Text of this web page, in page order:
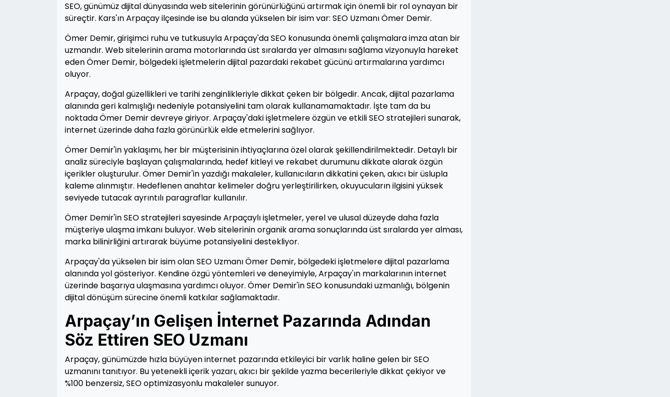
SEO, günümüz dijital dünyasında web sitelerinin görünürlüğünü artırmak için önemli bir rol oynayan bir
süreçtir. Kars'ın Arpaçay ilçesinde ise bu alanda yükselen bir isim var: SEO Uzmanı Ömer Demir.
Ömer Demir, girişimci ruhu ve tutkusuyla Arpaçay'da SEO konusunda önemli çalışmalara imza atan bir
uzmandır. Web sitelerinin arama motorlarında üst sıralarda yer almasını sağlama vizyonuyla hareket
eden Ömer Demir, bölgedeki işletmelerin dijital pazardaki rekabet gücünü artırmalarına yardımcı
oluyor.
Arpaçay, doğal güzellikleri ve tarihi zenginlikleriyle dikkat çeken bir bölgedir. Ancak, dijital pazarlama
alanında geri kalmışlığı nedeniyle potansiyelini tam olarak kullanamamaktadır. İşte tam da bu
noktada Ömer Demir devreye giriyor. Arpaçay'daki işletmelere özgün ve etkili SEO stratejileri sunarak,
internet üzerinde daha fazla görünürlük elde etmelerini sağlıyor.
Ömer Demir'in yaklaşımı, her bir müşterisinin ihtiyaçlarına özel olarak şekillendirilmektedir. Detaylı bir
analiz süreciyle başlayan çalışmalarında, hedef kitleyi ve rekabet durumunu dikkate alarak özgün
içerikler oluşturulur. Ömer Demir'in yazdığı makaleler, kullanıcıların dikkatini çeken, akıcı bir üslupla
kaleme alınmıştır. Hedeflenen anahtar kelimeler doğru yerleştirilirken, okuyucuların ilgisini yüksek
seviyede tutacak ayrıntılı paragraflar kullanılır.
Ömer Demir'in SEO stratejileri sayesinde Arpaçaylı işletmeler, yerel ve ulusal düzeyde daha fazla
müşteriye ulaşma imkanı buluyor. Web sitelerinin organik arama sonuçlarında üst sıralarda yer alması,
marka bilinirliğini artırarak büyüme potansiyelini destekliyor.
Arpaçay'da yükselen bir isim olan SEO Uzmanı Ömer Demir, bölgedeki işletmelere dijital pazarlama
alanında yol gösteriyor. Kendine özgü yöntemleri ve deneyimiyle, Arpaçay'ın markalarının internet
üzerinde başarıya ulaşmasına yardımcı oluyor. Ömer Demir'in SEO konusundaki uzmanlığı, bölgenin
dijital dönüşüm sürecine önemli katkılar sağlamaktadır.
Arpaçay’ın Gelişen İnternet Pazarında Adından
Söz Ettiren SEO Uzmanı
Arpaçay, günümüzde hızla büyüyen internet pazarında etkileyici bir varlık haline gelen bir SEO
uzmanını tanıtıyor. Bu yetenekli içerik yazarı, akıcı bir şekilde yazma becerileriyle dikkat çekiyor ve
%100 benzersiz, SEO optimizasyonlu makaleler sunuyor.